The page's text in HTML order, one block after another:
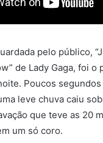
pelo público,
de Lady Gaga, foi o
Poucos
leve chuva caiu
que teve as 20
um só coro.